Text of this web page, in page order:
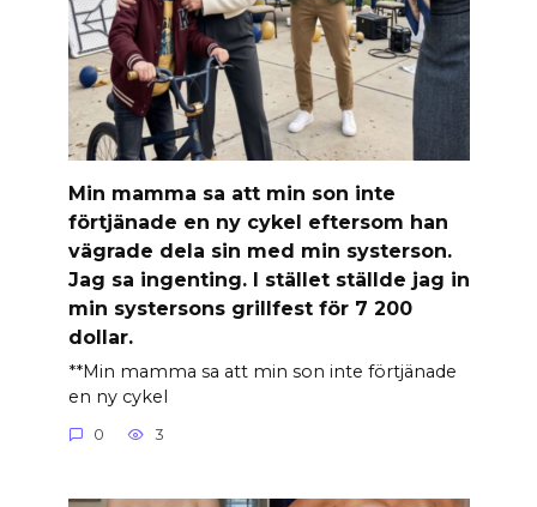
Min mamma sa att min son inte
förtjänade en ny cykel eftersom han
vägrade dela sin med min systerson.
Jag sa ingenting. I stället ställde jag in
min systersons grillfest för 7 200
dollar.
**Min mamma sa att min son inte förtjänade
en ny cykel
0 3